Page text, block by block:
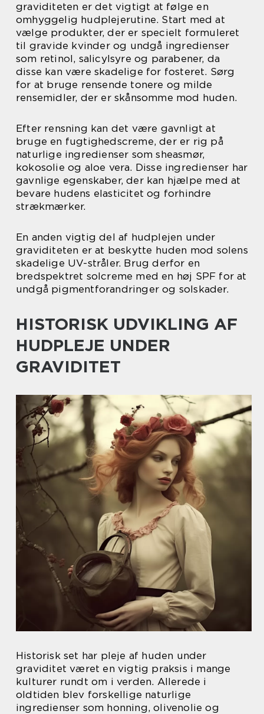
graviditeten er det vigtigt at følge en
omhyggelig hudplejerutine. Start med at
vælge produkter, der er specielt formuleret
til gravide kvinder og undgå ingredienser
som retinol, salicylsyre og parabener, da
disse kan være skadelige for fosteret. Sørg
for at bruge rensende tonere og milde
rensemidler, der er skånsomme mod huden.
Efter rensning kan det være gavnligt at
bruge en fugtighedscreme, der er rig på
naturlige ingredienser som sheasmør,
kokosolie og aloe vera. Disse ingredienser har
gavnlige egenskaber, der kan hjælpe med at
bevare hudens elasticitet og forhindre
strækmærker.
En anden vigtig del af hudplejen under
graviditeten er at beskytte huden mod solens
skadelige UV-stråler. Brug derfor en
bredspektret solcreme med en høj SPF for at
undgå pigmentforandringer og solskader.
HISTORISK UDVIKLING AF
HUDPLEJE UNDER
GRAVIDITET
Historisk set har pleje af huden under
graviditet været en vigtig praksis i mange
kulturer rundt om i verden. Allerede i
oldtiden blev forskellige naturlige
ingredienser som honning, olivenolie og